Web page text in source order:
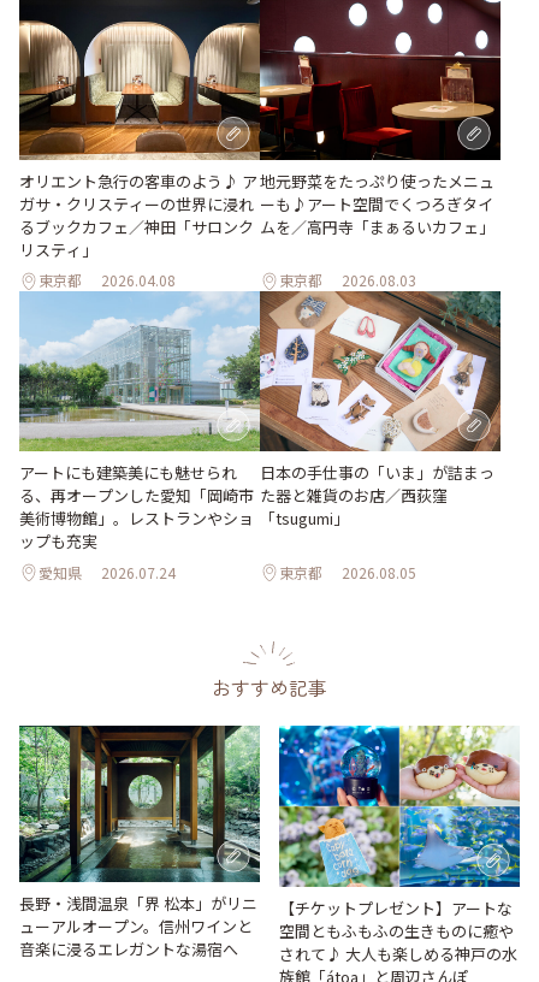
オリエント急行の客車のよう♪ ア
ガサ・クリスティーの世界に浸れ
るブックカフェ／神田「サロンク
リスティ」
東京都 2026.04.08
地元野菜をたっぷり使ったメニュ
ーも♪アート空間でくつろぎタイ
ムを／高円寺「まぁるいカフェ」
東京都 2026.08.03
アートにも建築美にも魅せられ
る、再オープンした愛知「岡崎市
美術博物館」。レストランやショ
ップも充実
愛知県 2026.07.24
日本の手仕事の「いま」が詰まっ
た器と雑貨のお店／西荻窪
「tsugumi」
東京都 2026.08.05
おすすめ記事
長野・浅間温泉「界 松本」がリニ
ューアルオープン。信州ワインと
音楽に浸るエレガントな湯宿へ
【チケットプレゼント】アートな
空間ともふもふの生きものに癒や
されて♪ 大人も楽しめる神戸の水
族館「átoa」と周辺さんぽ